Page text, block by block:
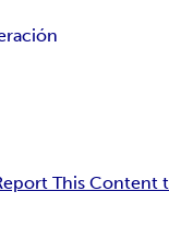
This Content